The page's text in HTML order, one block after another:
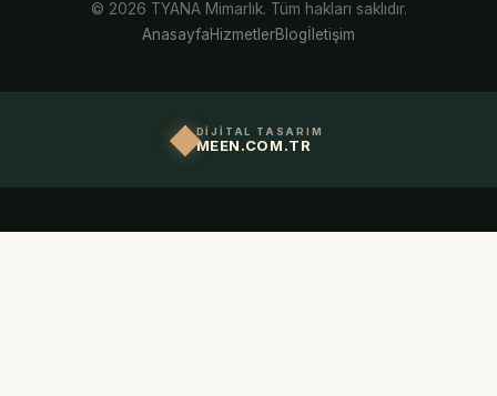
© 2026 TYANA Mimarlık. Tüm hakları saklıdır.
AnasayfaHizmetlerBlogİletişim
DİJİTAL TASARIM
MEEN.COM.TR